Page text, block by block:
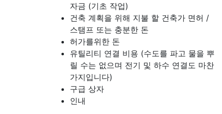
자금 (기초 작업)
건축 계획을 위해 지불 할 건축가 면허 /
스탬프 또는 충분한 돈
허가를위한 돈
유틸리티 연결 비용 (수도를 파고 물을 뿌
릴 수는 없으며 전기 및 하수 연결도 마찬
가지입니다)
구급 상자
인내